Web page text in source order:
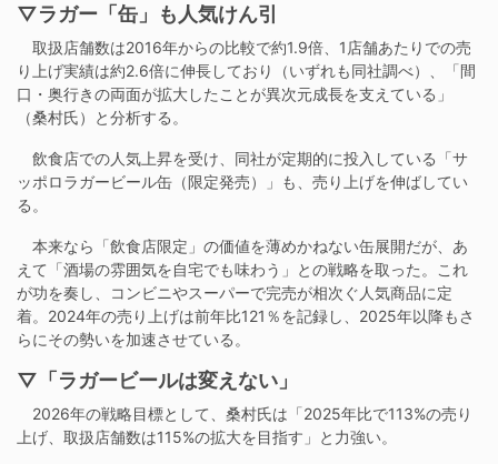
▽ラガー「缶」も人気けん引
取扱店舗数は2016年からの比較で約1.9倍、1店舗あたりでの売
り上げ実績は約2.6倍に伸長しており（いずれも同社調べ）、「間
口・奥行きの両面が拡大したことが異次元成長を支えている」
（桑村氏）と分析する。
飲食店での人気上昇を受け、同社が定期的に投入している「サ
ッポロラガービール缶（限定発売）」も、売り上げを伸ばしてい
る。
本来なら「飲食店限定」の価値を薄めかねない缶展開だが、あ
えて「酒場の雰囲気を自宅でも味わう」との戦略を取った。これ
が功を奏し、コンビニやスーパーで完売が相次ぐ人気商品に定
着。2024年の売り上げは前年比121％を記録し、2025年以降もさ
らにその勢いを加速させている。
▽「ラガービールは変えない」
2026年の戦略目標として、桑村氏は「2025年比で113%の売り
上げ、取扱店舗数は115%の拡大を目指す」と力強い。